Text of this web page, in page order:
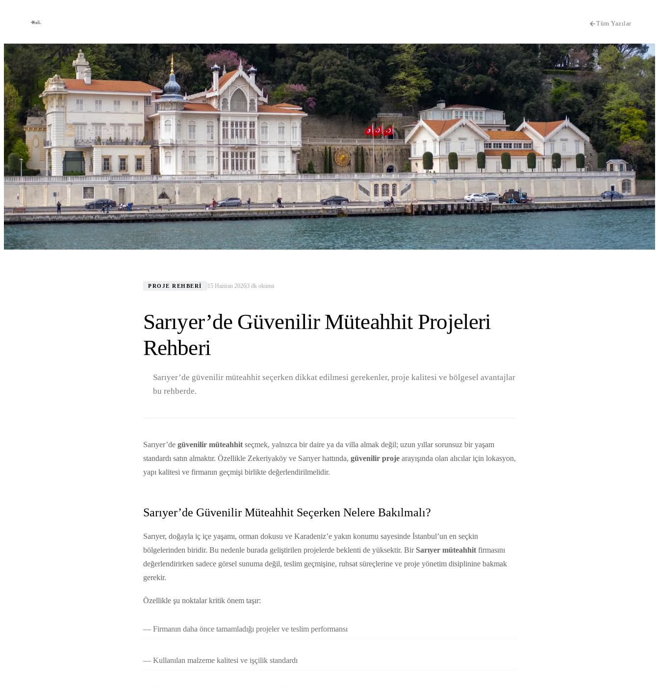
Tüm Yazılar
PROJE REHBERI 15 Haziran 20263dk okuma
Sarıyer’de Güvenilir Müteahhit Projeleri
Rehberi
Sarıyer’de güvenilir müteahhit seçerken dikkat edilmesi gerekenler, proje kalitesi ve bölgesel avantajlar
bu rehberde.
Sarıyer’de güvenilir müteahhit seçmek, yalnızca bir daire ya da villa almak değil; uzun yıllar sorunsuz bir yaşam
standardı satın almaktır. Özellikle Zekeriyaköy ve Sarıyer hattında, güvenilir proje arayışında olan alıcılar için lokasyon,
yapı kalitesi ve firmanın geçmişi birlikte değerlendirilmelidir.
Sarıyer’de Güvenilir Müteahhit Seçerken Nelere Bakılmalı?
Sarıyer, doğayla iç içe yaşamı, orman dokusu ve Karadeniz’e yakın konumu sayesinde İstanbul’un en seçkin
bölgelerinden biridir. Bu nedenle burada geliştirilen projelerde beklenti de yüksektir. Bir Sarıyer müteahhit firmasını
değerlendirirken sadece görsel sunuma değil, teslim geçmişine, ruhsat süreçlerine ve proje yönetim disiplinine bakmak
gerekir.
Özellikle şu noktalar kritik önem taşır:
Firmanın daha önce tamamladığı projeler ve teslim performansı
Kullanılan malzeme kalitesi ve işçilik standardı